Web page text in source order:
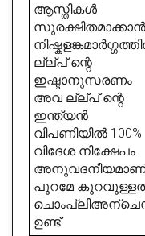
ആസ്തികൾ
സുരക്ഷിതമാക്കാൻ
ല്ല്പ് ന്റെ
ഇഷ്ടാനുസരണം
അവ ല്ല്പ് ന്റെ
ഇന്ത്യൻ
വിപണിയിൽ 100%
വിദേശ നിക്ഷേപം
അനുവദനീയമാണ്
പുറമേ
ഉണ്ട്